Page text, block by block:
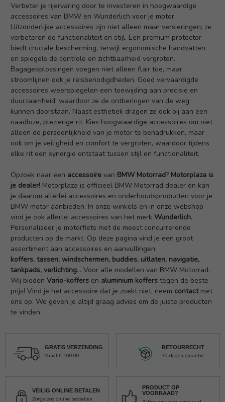
Verbeter je rijervaring door te investeren in hoogwaardige
accessoires van BMW en Wunderlich voor je motor.
Uitzonderlijke accessoires zijn niet alleen maar versieringen; ze
verbeteren de functionaliteit en stijl. Een premium protector
biedt cruciale bescherming, terwijl ergonomische handvatten
en spiegels de controle en zichtbaarheid vergroten.
Bagageoplossingen voegen niet alleen flair toe, maar
stroomlijnen ook je reisbenodigdheden. Goed vervaardigde
accessoires weerspiegelen een toewijding aan precisie en
duurzaamheid, waardoor ze de ontberingen van de weg
kunnen doorstaan. Naast esthetiek dragen ze ook bij aan een
naadloze, plezierige rit. Kies hoogwaardige accessoires om niet
alleen de persoonlijkheid van je motor te benadrukken, maar
ook om je veiligheid en comfort te vergroten, waardoor tijdens
elke rit een synergie ontstaat tussen stijl en functionaliteit.
Opzoek naar een accessoire van BMW Motorrad? Motorplaza is
je dealer! Motorplaza is officieel BMW Motorrad dealer en kan
je daarom allerlei accessoires en onderhoudsproducten voor je
BMW motor aanbieden. In onze winkels en in onze webshop
vind je ook allerlei accessoires van het merk Wunderlich.
Personaliseer je motorfiets met de meest concurrerende
producten op de markt. Op deze pagina vind je een groot
assortiment aan accessoires en aanvullingen;
koffers, tassen, windschermen, buddies, uitlaten, navigatie,
tankpads, verlichting... Voor alle modellen van BMW Motorrad.
Wij bieden Vario-koffers en aluminium koffers tegen de beste
prijs! Vind je het accessoire dat je zoekt niet, neem contact met
ons op. We geven je altijd graag advies om de juiste producten
te vinden.
GRATIS VERZENDING
Vanaf € 100,00
RETOURRECHT
30 dagen garantie
VEILIG ONLINE BETALEN
Zorgeloos online bestellen
PRODUCT OP
VOORRAAD?